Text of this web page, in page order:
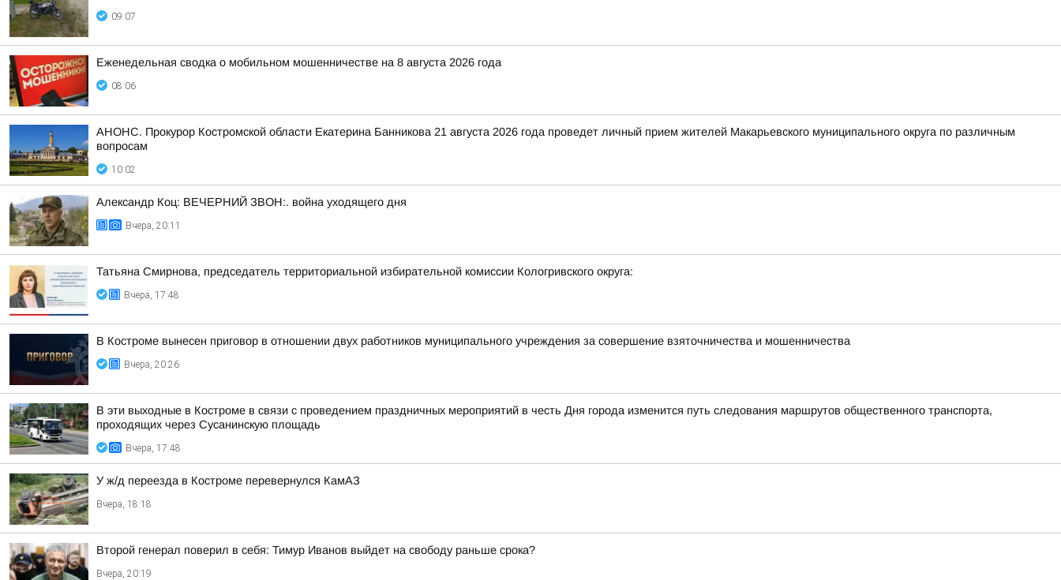
09:07
Еженедельная сводка о мобильном мошенничестве на 8 августа 2026 года
08:06
АНОНС. Прокурор Костромской области Екатерина Банникова 21 августа 2026 года проведет личный прием жителей Макарьевского муниципального округа по различным
вопросам
10:02
Александр Коц: ВЕЧЕРНИЙ ЗВОН:. война уходящего дня
Вчера, 20:11
Татьяна Смирнова, председатель территориальной избирательной комиссии Кологривского округа:
Вчера, 17:48
В Костроме вынесен приговор в отношении двух работников муниципального учреждения за совершение взяточничества и мошенничества
Вчера, 20:26
В эти выходные в Костроме в связи с проведением праздничных мероприятий в честь Дня города изменится путь следования маршрутов общественного транспорта,
проходящих через Сусанинскую площадь
Вчера, 17:48
У ж/д переезда в Костроме перевернулся КамАЗ
Вчера, 18:18
Второй генерал поверил в себя: Тимур Иванов выйдет на свободу раньше срока?
Вчера, 20:19